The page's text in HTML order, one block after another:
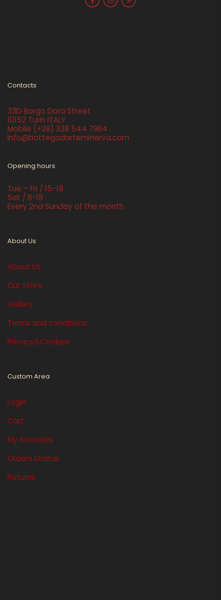
Contacts
33D Borgo Dora Street
10152 Turin ITALY
Mobile (+39) 338 544 7964
info@bottegadarteminerva.com
Opening hours
Tue – Fri / 15-19
Sat / 8-18
Every 2nd Sunday of the month
About Us
About Us
Our Store
Gallery
Terms and conditions
Privacy&Cookies
Custom Area
Login
Cart
My favorites
Orders Status
Returns